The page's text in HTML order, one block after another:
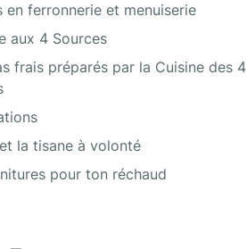
en ferronnerie et menuiserie
aux 4 Sources
frais préparés par la Cuisine des 4
la tisane à volonté
pour ton réchaud